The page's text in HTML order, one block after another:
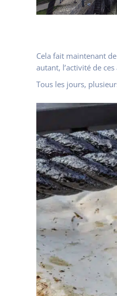
Cela fait maintenant
autant, l’activité de
Tous les jours,